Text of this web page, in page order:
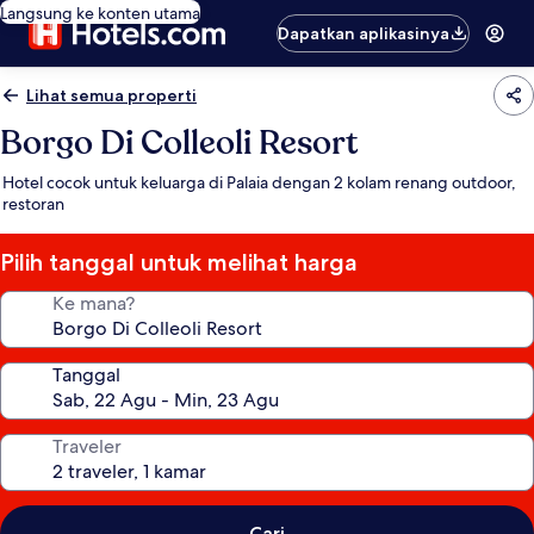
Langsung ke konten utama
Dapatkan aplikasinya
Lihat semua properti
Borgo Di Colleoli Resort
Hotel cocok untuk keluarga di Palaia dengan 2 kolam renang outdoor,
restoran
Pilih tanggal untuk melihat harga
Ke mana?
Tanggal
Traveler